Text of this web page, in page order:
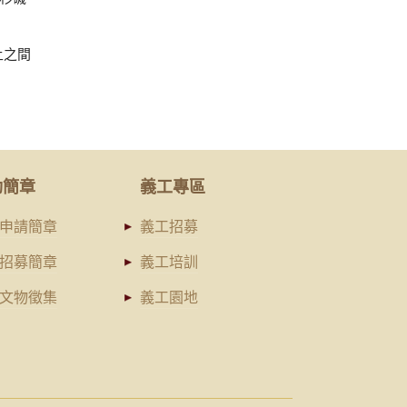
間
章
請簡章
募簡章
物徵集
義工專區
義工招募
義工培訓
義工園地